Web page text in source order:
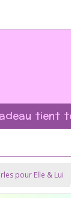
pour Elle & Lui